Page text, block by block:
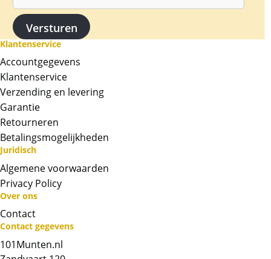
Klantenservice
Accountgegevens
Klantenservice
Verzending en levering
Garantie
Retourneren
Betalingsmogelijkheden
Juridisch
Algemene voorwaarden
Privacy Policy
Over ons
Contact
Contact gegevens
101Munten.nl